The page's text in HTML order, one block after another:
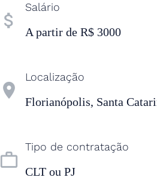
attach_money
Salário
A partir de R$ 3000
location_on
Localização
Florianópolis, Santa
work_outline
Tipo de contratação
CLT ou PJ